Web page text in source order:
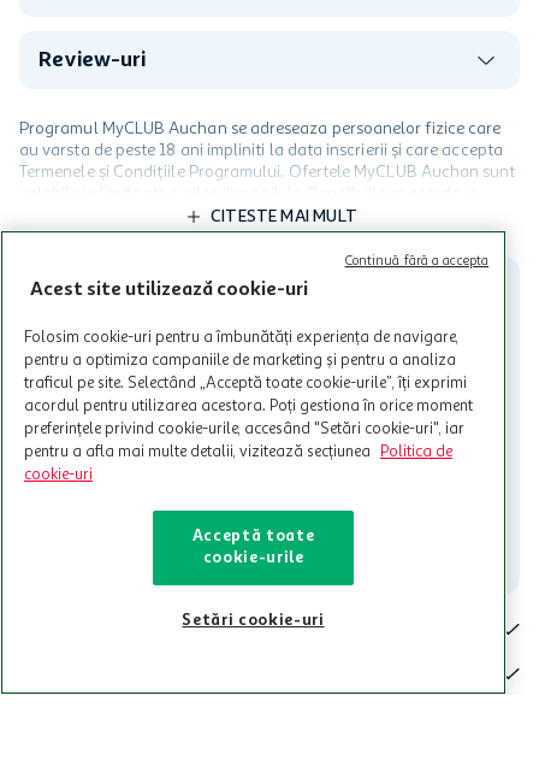
Review-uri
Programul MyCLUB Auchan se adreseaza persoanelor fizice care
au varsta de peste 18 ani impliniti la data inscrierii și care accepta
Termenele și Condițiile Programului. Ofertele MyCLUB Auchan sunt
valabile in limita stocurilor disponibile. Beneficiile se acorda in
limita a 12 unitati / card client o singura data in perioada promotiei.
Cardul poate fi utilizat doar in legatura cu magazinele Auchan
participante și pentru acțiuni promotionale indicate de Auchan si
nu poate fi utilizat in legatura cu alti comercianți sau pentru alte
care aceste este suspendat sau in perioada in care sunt efectuate
intretineri sau reparatii tehnice la sistemul de utilizarea al Cardului.
CITESTE MAI MULT
Contacteaza-ne!
Iti stam mereu la dispozitie.
Contact
Acest site utilizează cookie-uri
Folosim cookie-uri pentru a îmbunătăți experiența de navigare,
pentru a optimiza campaniile de marketing și pentru a analiza
traficul pe site. Selectând „Acceptă toate cookie-urile”, îți exprimi
acordul pentru utilizarea acestora. Poți gestiona în orice moment
preferințele privind cookie-urile, accesând "Setări cookie-uri", iar
pentru a afla mai multe detalii, vizitează secțiunea
Politica de
cookie-uri
Acceptă toate
cookie-urile
Setări cookie-uri
Continuă fără a accepta